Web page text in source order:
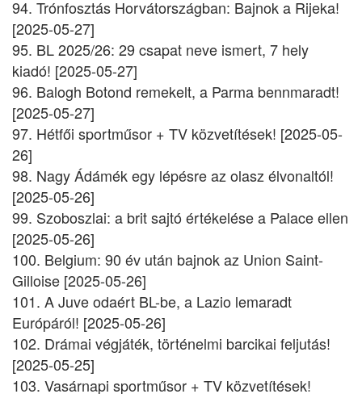
94. Trónfosztás Horvátországban: Bajnok a Rijeka!
[2025-05-27]
95. BL 2025/26: 29 csapat neve ismert, 7 hely
kiadó! [2025-05-27]
96. Balogh Botond remekelt, a Parma bennmaradt!
[2025-05-27]
97. Hétfői sportműsor + TV közvetítések! [2025-05-
26]
98. Nagy Ádámék egy lépésre az olasz élvonaltól!
[2025-05-26]
99. Szoboszlai: a brit sajtó értékelése a Palace ellen
[2025-05-26]
100. Belgium: 90 év után bajnok az Union Saint-
Gilloise [2025-05-26]
101. A Juve odaért BL-be, a Lazio lemaradt
Európáról! [2025-05-26]
102. Drámai végjáték, történelmi barcikai feljutás!
[2025-05-25]
103. Vasárnapi sportműsor + TV közvetítések!